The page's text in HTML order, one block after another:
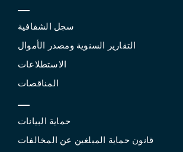
سجل الشفافية
التقارير السنوية ومصدر الأموال
الاستطلاعات
المناقصات
حماية البيانات
قانون حماية المبلغين عن المخالفات